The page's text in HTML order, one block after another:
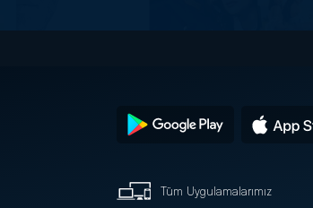
Tüm Uygulamalarımız